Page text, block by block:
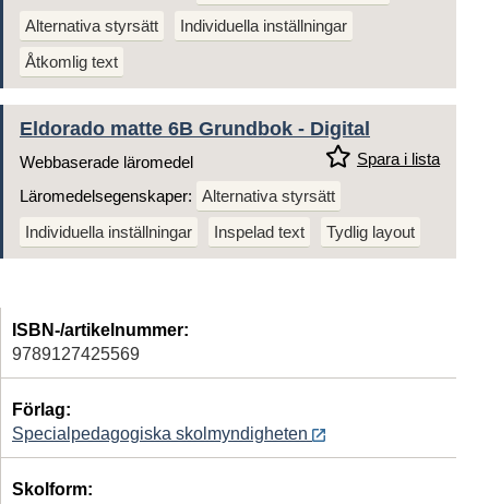
Alternativa styrsätt
Individuella inställningar
Åtkomlig text
Eldorado matte 6B Grundbok - Digital
Spara i lista
Webbaserade läromedel
Läromedelsegenskaper: Alternativa styrsätt
Individuella inställningar
Inspelad text Tydlig layout
ISBN-/artikelnummer:
9789127425569
Förlag:
Specialpedagogiska skolmyndigheten
Skolform: